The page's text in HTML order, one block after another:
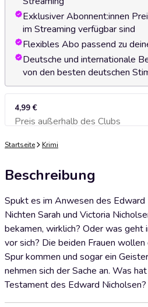
Exklusiver Abonnent:innen
im Streaming verfügbar sind
Flexibles Abo passend zu
Deutsche und internationale
von den besten deutschen
4,99 €
Preis außerhalb des Clubs
Zum Warenkorb
Startseite Krimi
Beschreibung
Spukt es im Anwesen des Edward
Nichten Sarah und Victoria
bekamen, wirklich? Oder was geht
vor sich? Die beiden Frauen
Spur kommen und sogar ein
nehmen sich der Sache an. Was
Testament des Edward Nicholsen?